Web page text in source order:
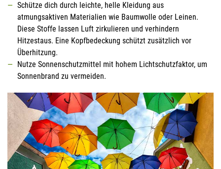
Schütze dich durch leichte, helle Kleidung aus
atmungsaktiven Materialien wie Baumwolle oder Leinen.
Diese Stoffe lassen Luft zirkulieren und verhindern
Hitzestaus. Eine Kopfbedeckung schützt zusätzlich vor
Überhitzung.
Nutze Sonnenschutzmittel mit hohem Lichtschutzfaktor, um
Sonnenbrand zu vermeiden.